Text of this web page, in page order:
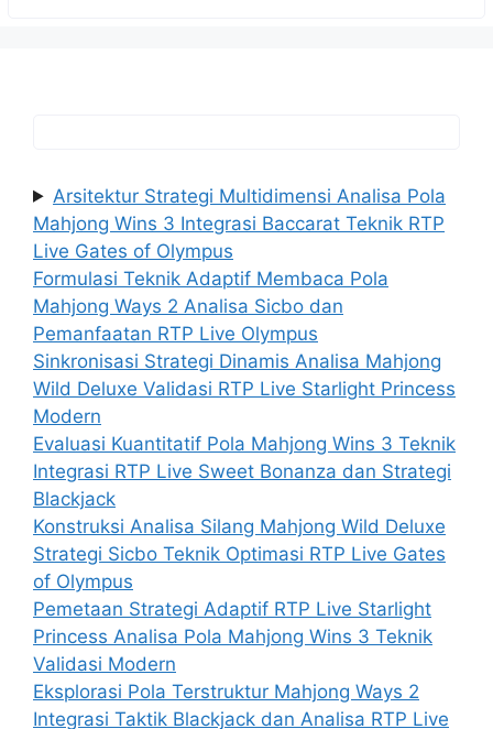
Arsitektur Strategi Multidimensi Analisa Pola
Mahjong Wins 3 Integrasi Baccarat Teknik RTP
Live Gates of Olympus
Formulasi Teknik Adaptif Membaca Pola
Mahjong Ways 2 Analisa Sicbo dan
Pemanfaatan RTP Live Olympus
Sinkronisasi Strategi Dinamis Analisa Mahjong
Wild Deluxe Validasi RTP Live Starlight Princess
Modern
Evaluasi Kuantitatif Pola Mahjong Wins 3 Teknik
Integrasi RTP Live Sweet Bonanza dan Strategi
Blackjack
Konstruksi Analisa Silang Mahjong Wild Deluxe
Strategi Sicbo Teknik Optimasi RTP Live Gates
of Olympus
Pemetaan Strategi Adaptif RTP Live Starlight
Princess Analisa Pola Mahjong Wins 3 Teknik
Validasi Modern
Eksplorasi Pola Terstruktur Mahjong Ways 2
Integrasi Taktik Blackjack dan Analisa RTP Live